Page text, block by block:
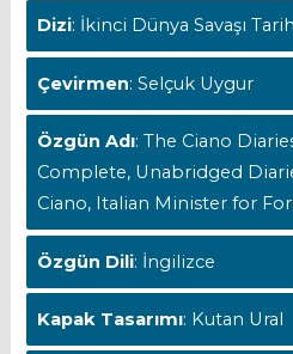
Dizi: İkinci Dünya Savaşı
Çevirmen: Selçuk Uygur
Özgün Adı: The Ciano
Complete, Unabridged
Ciano, Italian Minister for
Özgün Dili: İngilizce
Kapak Tasarımı: Kutan Ural